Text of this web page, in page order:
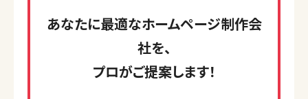
あなたに最適なホームページ制作会
社を、
プロがご提案します！